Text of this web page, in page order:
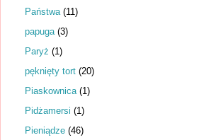
Państwa (11)
papuga (3)
Paryż (1)
pęknięty tort (20)
Piaskownica (1)
Pidżamersi (1)
Pieniądze (46)